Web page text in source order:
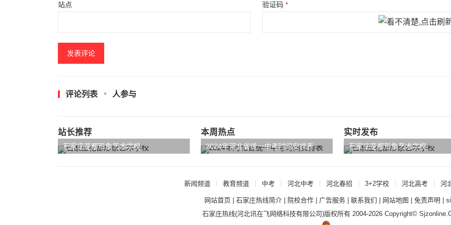
站点 验证码*
评论列表 人参与
站长推荐
石家庄花都形象艺术学校
本周热点
2024年河北省统一中考时间安排表
实时发布
石家庄花都形象艺术学校
新闻频道 教育频道 中考 河北中考 河北春招 3+2学校 河北高考 河
网站首页| 石家庄热线简介| 院校合作| 广告服务| 联系我们 网站地图 免责声明
石家庄热线(河北讯在飞网络科技有限公司)版权所有 2004-2026 Copyright©